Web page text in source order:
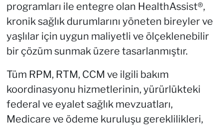
programları ile entegre olan HealthAssist®,
kronik sağlık durumlarını yöneten bireyler ve
yaşlılar için uygun maliyetli ve ölçeklenebilir
bir çözüm sunmak üzere tasarlanmıştır.
Tüm RPM, RTM, CCM ve ilgili bakım
koordinasyonu hizmetlerinin, yürürlükteki
federal ve eyalet sağlık mevzuatları,
Medicare ve ödeme kuruluşu gereklilikleri,